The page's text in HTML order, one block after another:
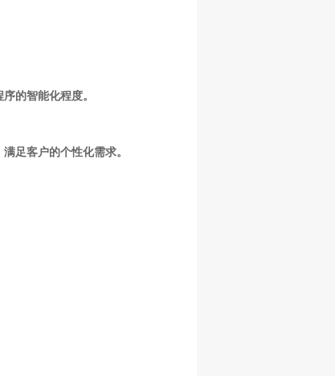
的智能化程度。
足客户的个性化需求。